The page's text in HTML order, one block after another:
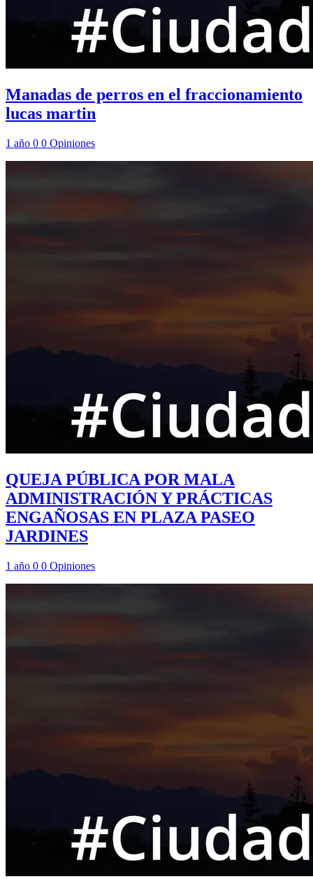
Manadas de perros en el fraccionamiento
lucas martin
1 año 0 0 Opiniones
QUEJA PÚBLICA POR MALA
ADMINISTRACIÓN Y PRÁCTICAS
ENGAÑOSAS EN PLAZA PASEO
JARDINES
1 año 0 0 Opiniones